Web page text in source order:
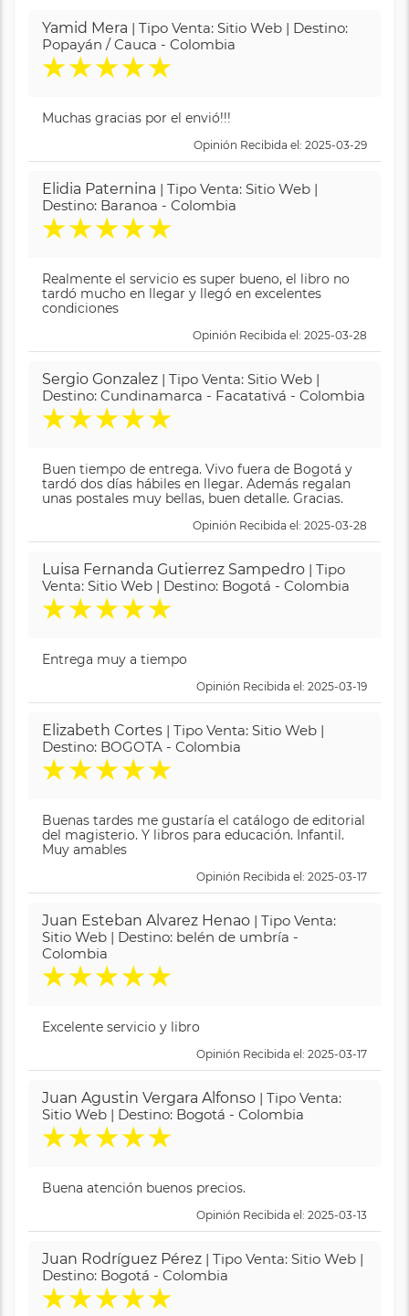
Yamid Mera | Tipo Venta: Sitio Web | Destino:
Popayán / Cauca - Colombia
★★★★★
Muchas gracias por el envió!!!
Opinión Recibida el: 2025-03-29
Elidia Paternina | Tipo Venta: Sitio Web |
Destino: Baranoa - Colombia
★★★★★
Realmente el servicio es super bueno, el libro no
tardó mucho en llegar y llegó en excelentes
condiciones
Opinión Recibida el: 2025-03-28
Sergio Gonzalez | Tipo Venta: Sitio Web |
Destino: Cundinamarca - Facatativá - Colombia
★★★★★
Buen tiempo de entrega. Vivo fuera de Bogotá y
tardó dos días hábiles en llegar. Además regalan
unas postales muy bellas, buen detalle. Gracias.
Opinión Recibida el: 2025-03-28
Luisa Fernanda Gutierrez Sampedro | Tipo
Venta: Sitio Web | Destino: Bogotá - Colombia
★★★★★
Entrega muy a tiempo
Opinión Recibida el: 2025-03-19
Elizabeth Cortes | Tipo Venta: Sitio Web |
Destino: BOGOTA - Colombia
★★★★★
Buenas tardes me gustaría el catálogo de editorial
del magisterio. Y libros para educación. Infantil.
Muy amables
Opinión Recibida el: 2025-03-17
Juan Esteban Alvarez Henao | Tipo Venta:
Sitio Web | Destino: belén de umbría -
Colombia
★★★★★
Excelente servicio y libro
Opinión Recibida el: 2025-03-17
Juan Agustin Vergara Alfonso | Tipo Venta:
Sitio Web | Destino: Bogotá - Colombia
★★★★★
Buena atención buenos precios.
Opinión Recibida el: 2025-03-13
Juan Rodríguez Pérez | Tipo Venta: Sitio Web |
Destino: Bogotá - Colombia
★★★★★